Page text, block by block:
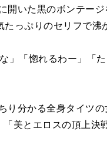
開いた黒のボンテ
っぷりのセリフで沸
「惚れるわー」「
分かる全身タイツ
美とエロスの頂上決